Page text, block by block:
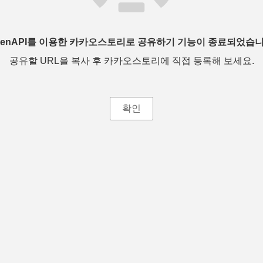
를 이용한 카카오스토리로 공유하기 기능이 종료되었습
공유할 URL을 복사 후 카카오스토리에 직접 등록해 보세요.
확인